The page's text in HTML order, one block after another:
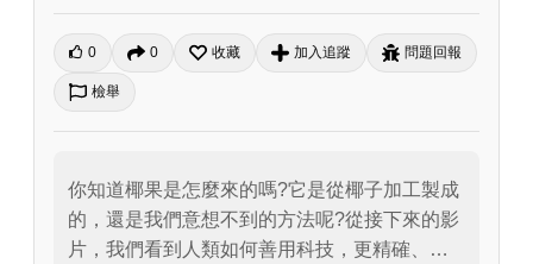
0 0 收藏 加入追蹤 問題回報
檢舉
你知道椰果是怎麼來的嗎?它是從椰子加工製成
的，還是我們意想不到的方法呢?從接下來的影
片，我們看到人類如何善用科技，更精確、更